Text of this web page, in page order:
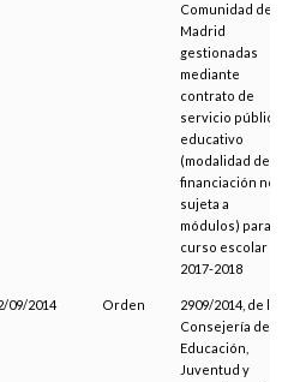
Comunidad de
Madrid
gestionadas
mediante
contrato de
servicio público
educativo
(modalidad de
financiación no
sujeta a
módulos) para el
curso escolar
2017-2018
09/2014 Orden
2909/2014, de la
Consejería de
Educación,
Juventud y